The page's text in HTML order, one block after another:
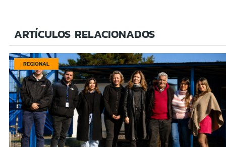
ARTÍCULOS RELACIONADOS
REGIONAL